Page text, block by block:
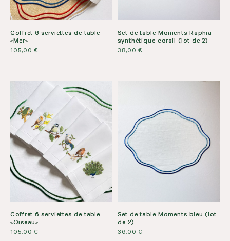
Coffret 6 serviettes de table
«Mer»
105,00€
Set de table Moments Raphia
synthétique corail (lot de 2)
38,00€
Coffret 6 serviettes de table
«Oiseau»
105,00€
Set de table Moments bleu (lot
de 2)
36,00€